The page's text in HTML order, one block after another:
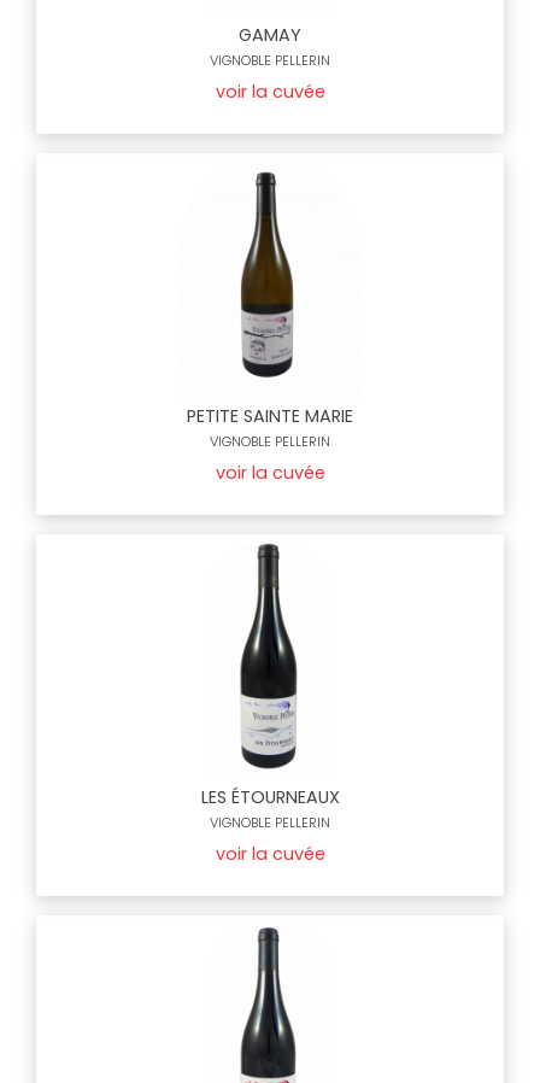
GAMAY
VIGNOBLE PELLERIN
voir la cuvée
PETITE SAINTE MARIE
VIGNOBLE PELLERIN
voir la cuvée
LES ÉTOURNEAUX
VIGNOBLE PELLERIN
voir la cuvée